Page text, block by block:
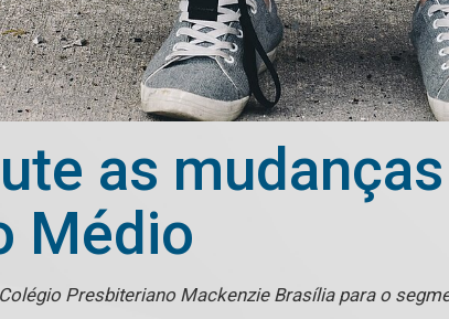
as
Médio
Presbiteriano Mackenzie Brasília para o